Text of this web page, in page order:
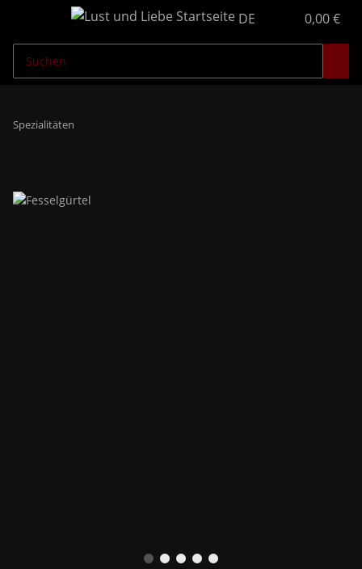
DE 0,00 €
Spezialitäten